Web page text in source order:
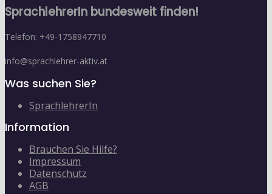
SprachlehrerIn bundesweit finden!
Telefon: +49-1758947710
info@sprachlehrer-aktiv.at
Was suchen Sie?
SprachlehrerIn
Information
Brauchen Sie Hilfe?
Impressum
Datenschutz
AGB